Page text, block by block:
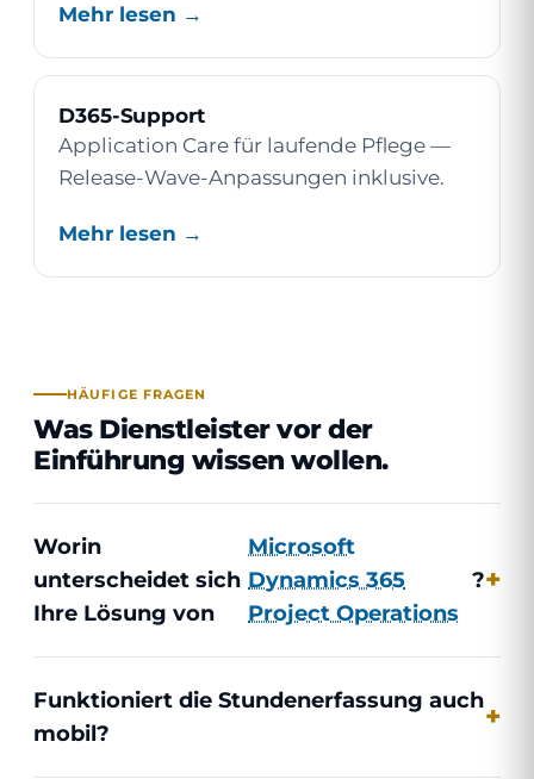
Mehr lesen →
D365-Support
Application Care für laufende Pflege —
Release-Wave-Anpassungen inklusive.
Mehr lesen →
HÄUFIGE FRAGEN
Was Dienstleister vor der
Einführung wissen wollen.
Worin
unterscheidet sich
Ihre Lösung von
Microsoft
Dynamics 365
Project Operations
?
Funktioniert die Stunden­erfassung auch
mobil?